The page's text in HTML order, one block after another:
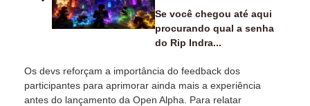
Se você chegou até aqui
procurando qual a senha
do Rip Indra...
Os devs reforçam a importância do feedback dos
participantes para aprimorar ainda mais a experiência
antes do lançamento da Open Alpha. Para relatar